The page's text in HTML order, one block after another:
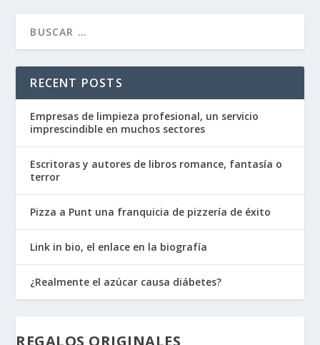
RECENT POSTS
Empresas de limpieza profesional, un servicio
imprescindible en muchos sectores
Escritoras y autores de libros romance, fantasía o
terror
Pizza a Punt una franquicia de pizzería de éxito
Link in bio, el enlace en la biografía
¿Realmente el azúcar causa diábetes?
REGALOS ORIGINALES